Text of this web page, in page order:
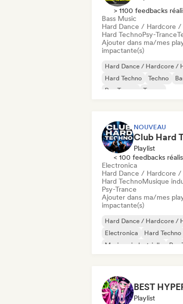
> 1100 feedbacks
Bass Music
Hard Dance / Hardcore /
Hard TechnoPsy-Trance
Ajouter dans ma/mes
impactante(s)
Hard Dance / Hardcore /
Hard Techno
Techno
Psy-Trance
Trance
NOUVEAU
Playlist
< 100 feedbacks
Electronica
Hard Dance / Hardcore /
Hard TechnoMusique
Psy-Trance
Ajouter dans ma/mes
impactante(s)
Hard Dance / Hardcore /
Electronica
Hard Techno
Musique industrielle
Psy-
BEST
Playlist